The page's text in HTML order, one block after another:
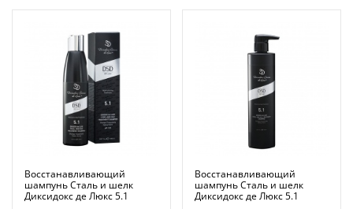
Восстанавливающий
шампунь Сталь и шелк
Диксидокс де Люкс 5.1
Восстанавливающий
шампунь Сталь и шелк
Диксидокс де Люкс 5.1